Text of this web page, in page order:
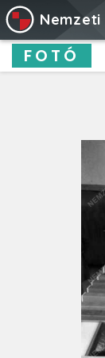
Nemzeti
FOTÓ